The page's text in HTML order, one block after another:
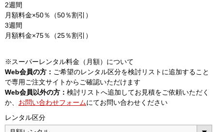
2週間
月額料金×50％（50％割引）
3週間
月額料金×75％（25％割引）
※スーパーレンタル料金（月額）について
Web会員の方： ご希望のレンタル区分を検討リストに追加すること
で専用ご注文サイトからご確認いただけます
Web会員以外の方： 検討リストへ追加してお見積をご依頼いただく
か、 お問い合わせフォームにてお問い合わせください
レンタル区分